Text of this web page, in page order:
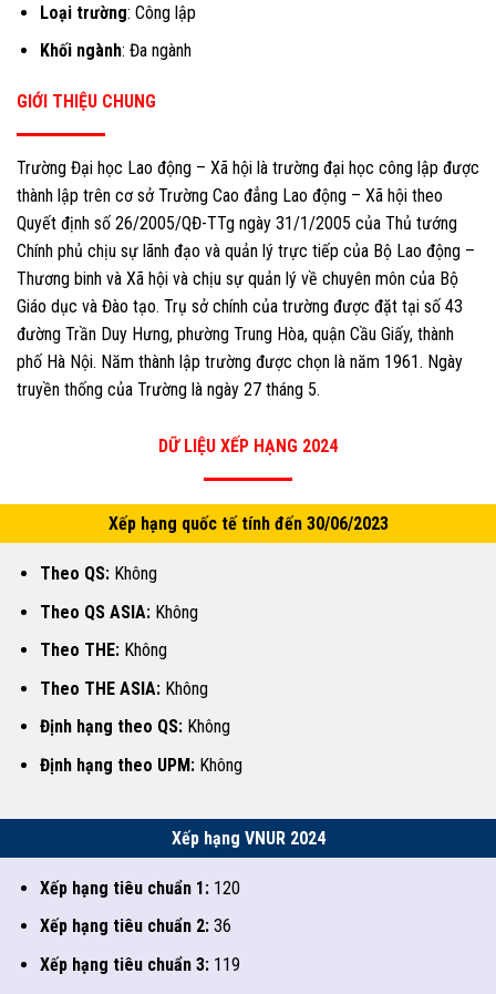
Loại trường: Công lập
Khối ngành: Đa ngành
GIỚI THIỆU CHUNG
Trường Đại học Lao động – Xã hội là trường đại học công lập được
thành lập trên cơ sở Trường Cao đẳng Lao động – Xã hội theo
Quyết định số 26/2005/QĐ-TTg ngày 31/1/2005 của Thủ tướng
Chính phủ chịu sự lãnh đạo và quản lý trực tiếp của Bộ Lao động –
Thương binh và Xã hội và chịu sự quản lý về chuyên môn của Bộ
Giáo dục và Đào tạo. Trụ sở chính của trường được đặt tại số 43
đường Trần Duy Hưng, phường Trung Hòa, quận Cầu Giấy, thành
phố Hà Nội. Năm thành lập trường được chọn là năm 1961. Ngày
truyền thống của Trường là ngày 27 tháng 5.
DỮ LIỆU XẾP HẠNG 2024
Xếp hạng quốc tế tính đến 30/06/2023
Theo QS:Không
Theo QS ASIA:Không
Theo THE:Không
Theo THE ASIA:Không
Định hạng theo QS:Không
Định hạng theo UPM:Không
Xếp hạng VNUR 2024
Xếp hạng tiêu chuẩn 1:120
Xếp hạng tiêu chuẩn 2:36
Xếp hạng tiêu chuẩn 3:119